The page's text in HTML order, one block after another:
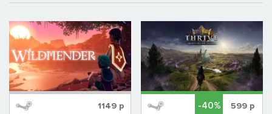
1149 р -40% 599 р